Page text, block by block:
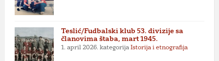
Teslić/Fudbalski klub 53. divizije sa
članovima štaba, mart 1945.
1. april 2026. kategorija Istorija i etnografija